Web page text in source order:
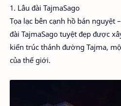
1. Lâu đài TajmaSago
Tọa lạc bên cạnh hồ bán nguyệt
đài TajmaSago tuyệt đẹp được
kiến trúc thánh đường Tajma,
của thế giới.